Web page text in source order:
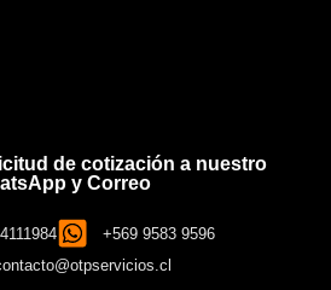
de cotización a nuestro
y Correo
+569 9583 9596